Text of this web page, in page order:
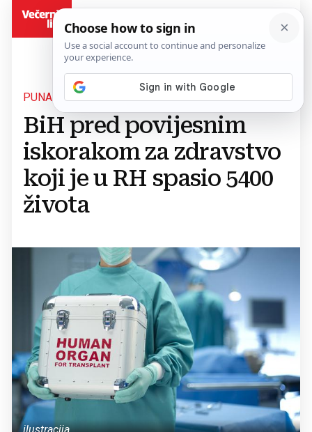
PUNA PODRŠKA
BiH pred povijesnim
iskorakom za zdravstvo
koji je u RH spasio 5400
života